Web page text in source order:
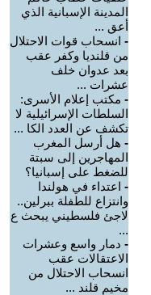
المدينة الإسبانية الذي
أعق ...
- انسحاب قوات الاحتلال
من قلنديا وكفر عقب
بعد عدوان خلف
عشرات ...
- مكتب إعلام الأسرى:
السلطات الإسرائيلية لا
تكشف عن العدد الكا ...
- هل أرسل المغرب
المهاجرين إلى سبتة
للضغط على إسبانيا؟
- اعتداء في هولندا
وانتزاع للطفلة ببرلين..
لاجئ فلسطيني يبحث ع
...
- دمار واسع وعشرات
الاعتقالات عقب
انسحاب الاحتلال من
مخيم قلند ...